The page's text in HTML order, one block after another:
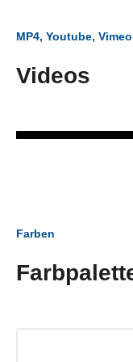
MP4, Youtube, Vimeo
Videos
Farben